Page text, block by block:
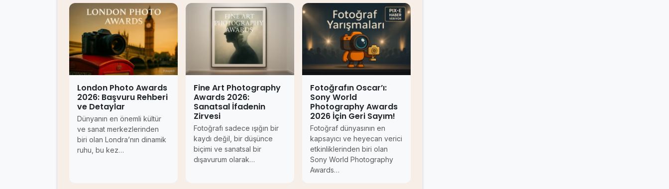
London Photo Awards
2026: Başvuru Rehberi
ve Detaylar
Dünyanın en önemli kültür
ve sanat merkezlerinden
biri olan Londra’nın dinamik
ruhu, bu kez…
Fine Art Photography
Awards 2026:
Sanatsal İfadenin
Zirvesi
Fotoğrafı sadece ışığın bir
kaydı değil, bir düşünce
biçimi ve sanatsal bir
dışavurum olarak…
Fotoğrafın Oscar’ı:
Sony World
Photography Awards
2026 İçin Geri Sayım!
Fotoğraf dünyasının en
kapsayıcı ve heyecan verici
etkinliklerinden biri olan
Sony World Photography
Awards…